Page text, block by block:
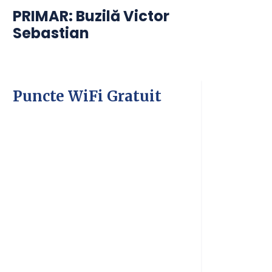
PRIMAR: Buzilă Victor
Sebastian
Puncte WiFi Gratuit